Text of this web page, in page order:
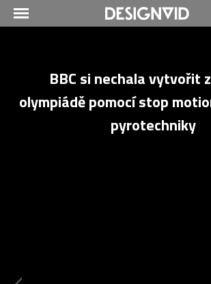
BBC si nechala vytvořit
olympiádě pomocí stop
pyrotechniky